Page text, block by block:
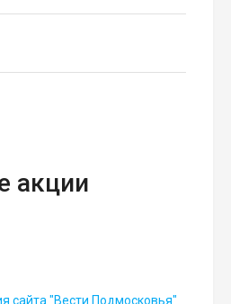
акции
сайта "Вести Подмосковья"